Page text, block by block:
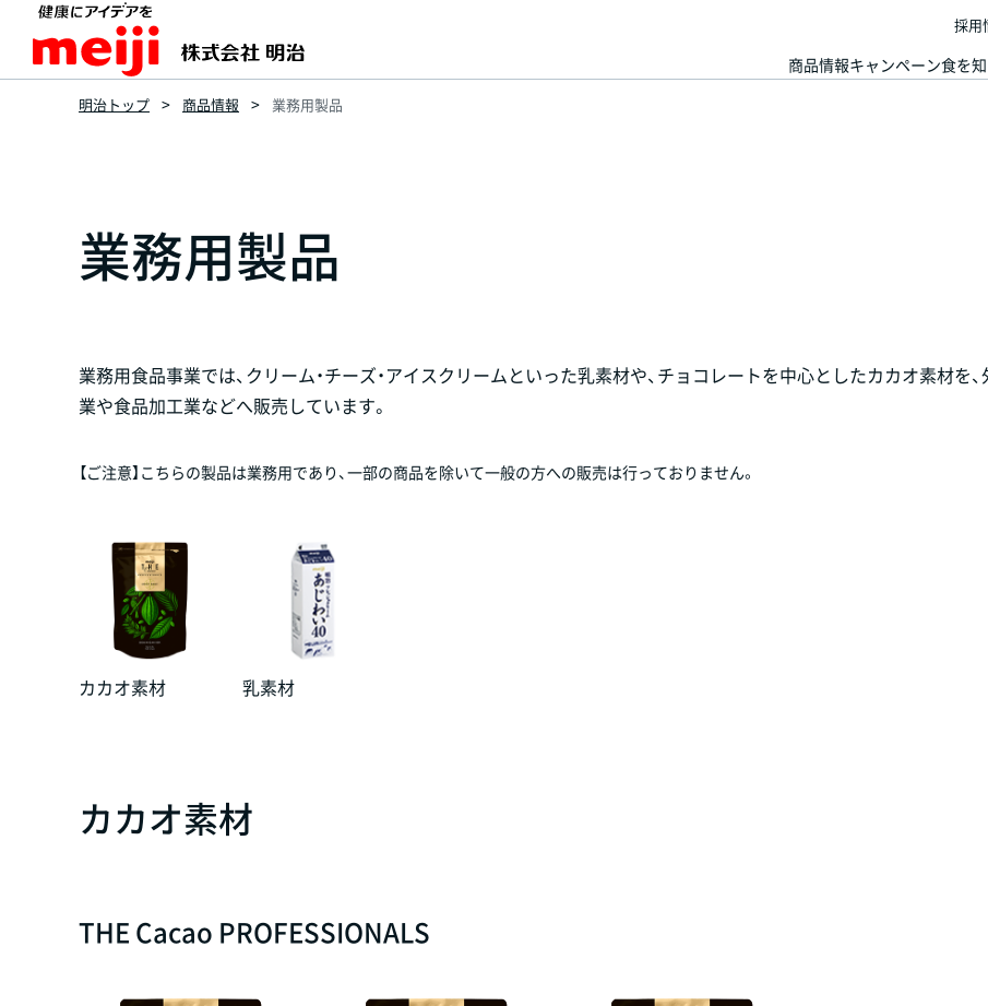
商品情報キャンペーン食を知
採用
明治トップ 商品情報 業務用製品
業務用製品
業務用食品事業では、クリーム・チーズ・アイスクリームといった乳素材や、チョコレートを中心としたカカオ素材を
業や食品加工業などへ販売しています。
【ご注意】こちらの製品は業務用であり、一部の商品を除いて一般の方への販売は行っておりません。
カカオ素材 乳素材
カカオ素材
THE Cacao PROFESSIONALS